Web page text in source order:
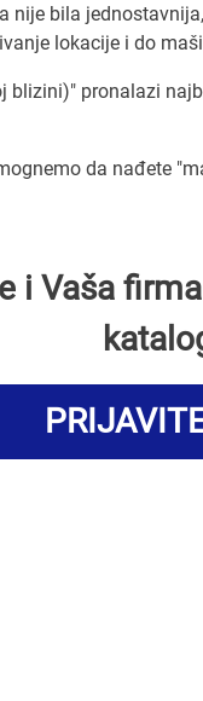
bila
lokacije i do
blizini)" pronalazi
da nađete
i Vaša